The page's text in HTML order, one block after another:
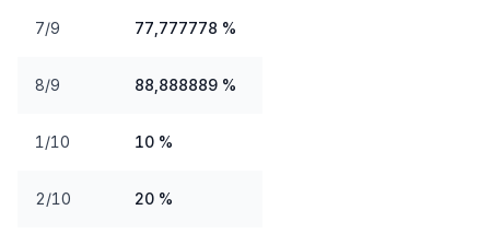
7/9 77,777778 %
8/9 88,888889 %
1/10 10 %
2/10 20 %